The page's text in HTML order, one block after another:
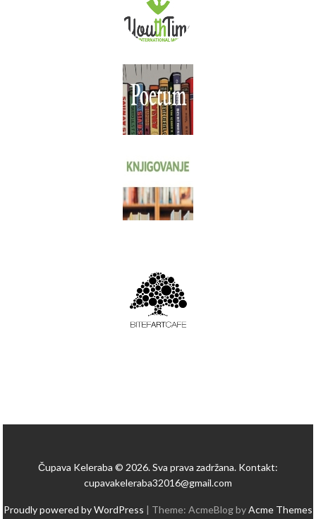
Čupava Keleraba © 2026. Sva prava zadržana. Kontakt:
cupavakeleraba32016@gmail.com
Proudly powered by WordPress | Theme: AcmeBlog byAcme Themes